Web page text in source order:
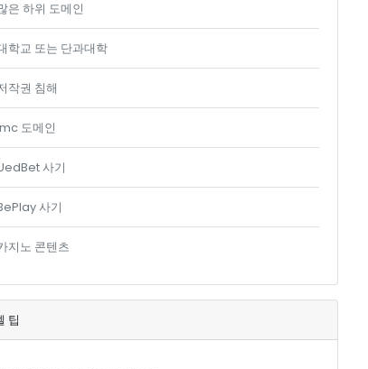
은 하위 도메인
학교 또는 단과대학
작권 침해
도메인
사기
사기
지노 콘텐츠
팁